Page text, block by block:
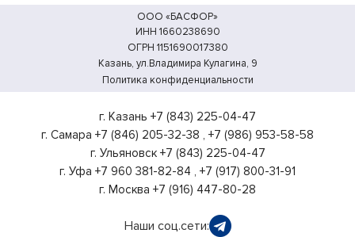
ООО «БАСФОР»
ИНН 1660238690
ОГРН 1151690017380
Казань, ул.Владимира Кулагина, 9
Политика конфиденциальности
г. Казань +7 (843) 225-04-47
г. Самара +7 (846) 205-32-38 , +7 (986) 953-58-58
г. Ульяновск +7 (843) 225-04-47
г. Уфа +7 960 381-82-84 , +7 (917) 800-31-91
г. Москва +7 (916) 447-80-28
Наши соц.сети: